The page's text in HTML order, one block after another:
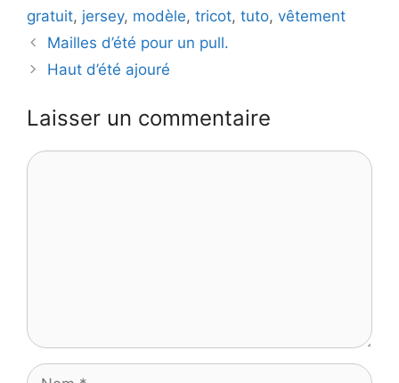
gratuit, jersey, modèle, tricot, tuto, vêtement
Mailles d’été pour un pull.
Haut d’été ajouré
Laisser un commentaire
Commentaire
Nom